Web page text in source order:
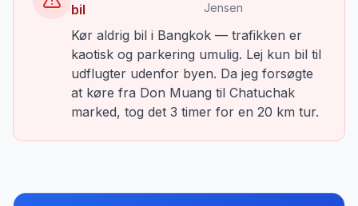
bil
Jensen
Kør aldrig bil i Bangkok — trafikken er
kaotisk og parkering umulig. Lej kun bil til
udflugter udenfor byen. Da jeg forsøgte
at køre fra Don Muang til Chatuchak
marked, tog det 3 timer for en 20 km tur.